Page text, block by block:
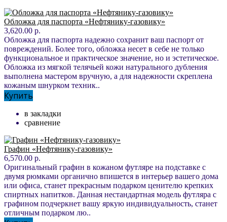
Обложка для паспорта «Нефтянику-газовику»
3,620.00 р.
Обложка для паспорта надежно сохранит ваш паспорт от
повреждений. Более того, обложка несет в себе не только
функциональное и практическое значение, но и эстетическое.
Обложка из мягкой телячьей кожи натурального дубления
выполнена мастером вручную, а для надежности скреплена
кожаным шнурком техник..
Купить
в закладки
сравнение
Графин «Нефтянику-газовику»
6,570.00 р.
Оригинальный графин в кожаном футляре на подставке с
двумя рюмками органично впишется в интерьер вашего дома
или офиса, станет прекрасным подарком ценителю крепких
спиртных напитков. Данная нестандартная модель футляра с
графином подчеркнет вашу яркую индивидуальность, станет
отличным подарком лю..